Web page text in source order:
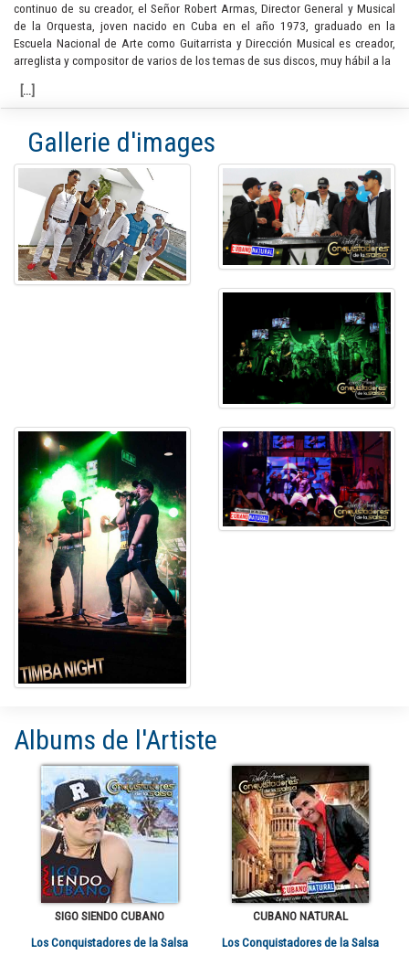
continuo de su creador, el Señor Robert Armas, Director General y Musical
de la Orquesta, joven nacido en Cuba en el año 1973, graduado en la
Escuela Nacional de Arte como Guitarrista y Dirección Musical es creador,
arreglista y compositor de varios de los temas de sus discos, muy hábil a la
Gallerie d'images
Albums de l'Artiste
SIGO SIENDO CUBANO
Los Conquistadores de la Salsa
CUBANO NATURAL
Los Conquistadores de la Salsa